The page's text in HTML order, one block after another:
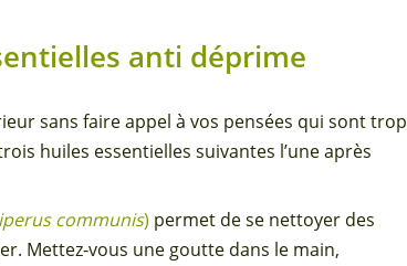
anti déprime
sans faire appel à vos pensées qui sont trop
huiles essentielles suivantes l’une après
communis) permet de se nettoyer des
Mettez-vous une goutte dans le main,